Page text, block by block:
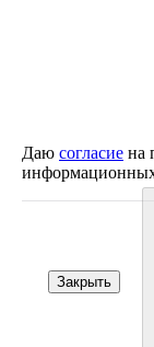
Даю согласие на
Закрыть